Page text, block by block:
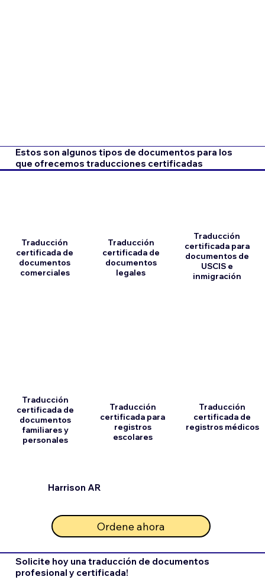
Estos son algunos tipos de documentos para los
que ofrecemos traducciones certificadas
Harrison AR
Traducción
certificada de
documentos
comerciales
Traducción
certificada de
documentos
familiares y
personales
Traducción
certificada de
documentos
legales
Traducción
certificada para
registros
escolares
Ordene ahora
Traducción
certificada para
documentos de
USCIS e
inmigración
Traducción
certificada de
registros médicos
Solicite hoy una traducción de documentos
profesional y certificada!